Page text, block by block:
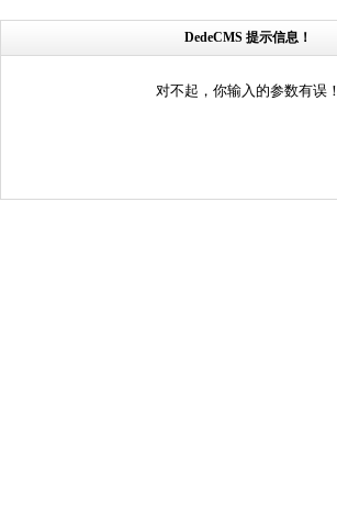
DedeCMS 提示信息！
对不起，你输入的参数有误！